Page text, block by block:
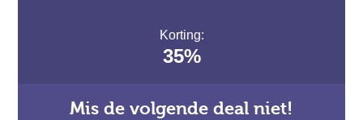
Korting:
35%
Mis de volgende deal niet!